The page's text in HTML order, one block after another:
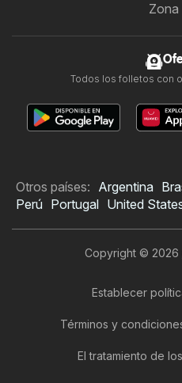
Zona
Todos los folletos con
Otros países: Argentina
Perú Portugal United
Copyright © 2026
Establecer
Términos y
El tratamiento de